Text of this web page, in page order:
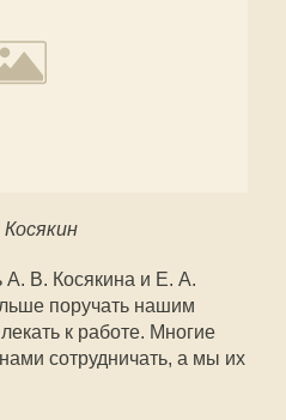
А. В. Косякина и Е. А.
поручать нашим
к работе. Многие
сотрудничать, а мы их